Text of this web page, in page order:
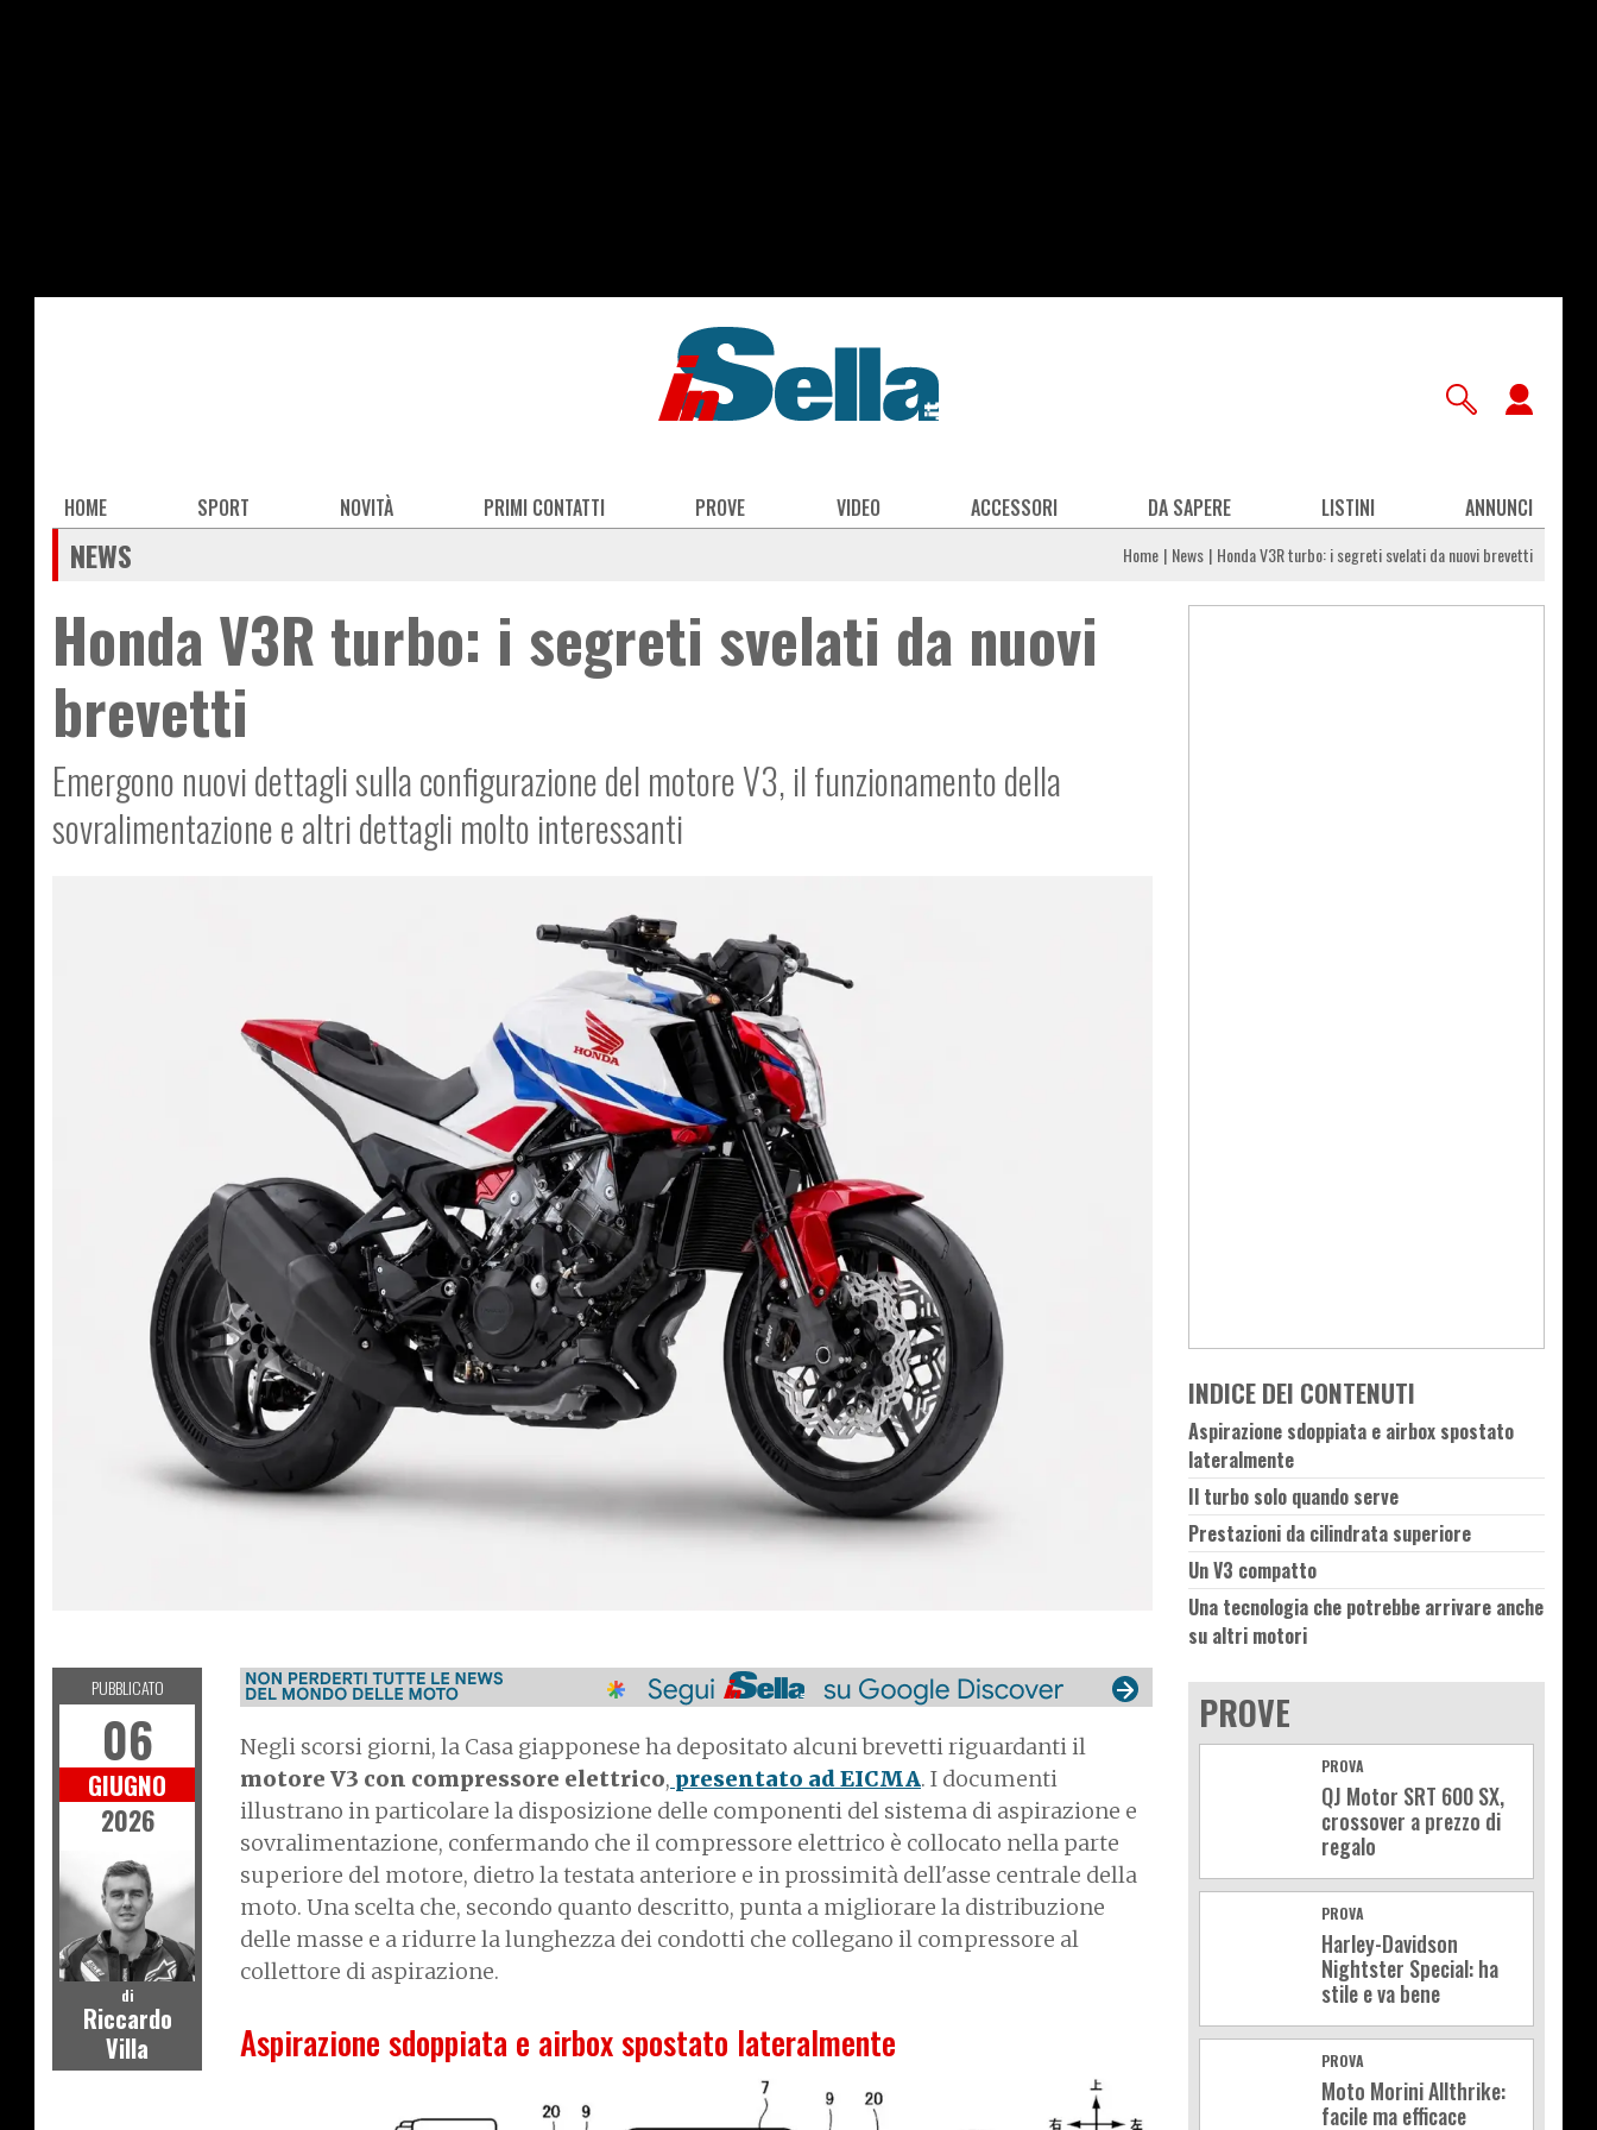
Main
navigation
HOME SPORT NOVITÀ PRIMI CONTATTI PROVE VIDEO ACCESSORI DA SAPERE LISTINI ANNUNCI
NEWS Home News Honda V3R turbo: i segreti svelati da nuovi brevetti
Honda V3R turbo: i segreti svelati da nuovi
brevetti
Emergono nuovi dettagli sulla configurazione del motore V3, il funzionamento della
sovralimentazione e altri dettagli molto interessanti
Negli scorsi giorni, la Casa giapponese ha depositato alcuni brevetti riguardanti il
motore V3 con compressore elettrico, presentato ad EICMA. I documenti
illustrano in particolare la disposizione delle componenti del sistema di aspirazione e
sovralimentazione, confermando che il compressore elettrico è collocato nella parte
superiore del motore, dietro la testata anteriore e in prossimità dell'asse centrale della
moto. Una scelta che, secondo quanto descritto, punta a migliorare la distribuzione
delle masse e a ridurre la lunghezza dei condotti che collegano il compressore al
collettore di aspirazione.
Aspirazione sdoppiata e airbox spostato lateralmente
PUBBLICATO
06
GIUGNO
2026
di
Riccardo
Villa
INDICE DEI CONTENUTI
Aspirazione sdoppiata e airbox spostato
lateralmente
Il turbo solo quando serve
Prestazioni da cilindrata superiore
Un V3 compatto
Una tecnologia che potrebbe arrivare anche
su altri motori
PROVE
PROVA
QJ Motor SRT 600 SX,
crossover a prezzo di
regalo
PROVA
Harley-Davidson
Nightster Special: ha
stile e va bene
PROVA
Moto Morini Allthrike:
facile ma efficace